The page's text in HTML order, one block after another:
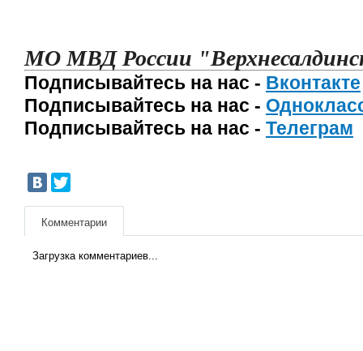
МО МВД России
Подписывайтесь на нас - Вконтакте
Подписывайтесь на нас -
Подписывайтесь на нас - Телеграм
Комментарии
Загрузка комментариев...